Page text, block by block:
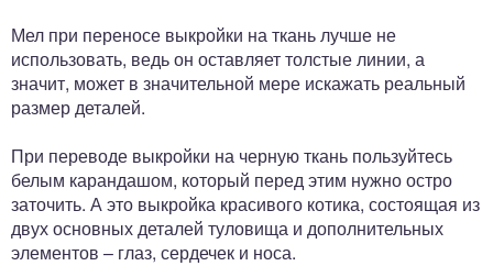
Мел при переносе выкройки на ткань лучше не
использовать, ведь он оставляет толстые линии, а
значит, может в значительной мере искажать реальный
размер деталей.
При переводе выкройки на черную ткань пользуйтесь
белым карандашом, который перед этим нужно остро
заточить. А это выкройка красивого котика, состоящая из
двух основных деталей туловища и дополнительных
элементов – глаз, сердечек и носа.